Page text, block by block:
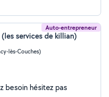
Auto-entrepreneur
services de killian)
lès-Couches)
besoin hésitez pas